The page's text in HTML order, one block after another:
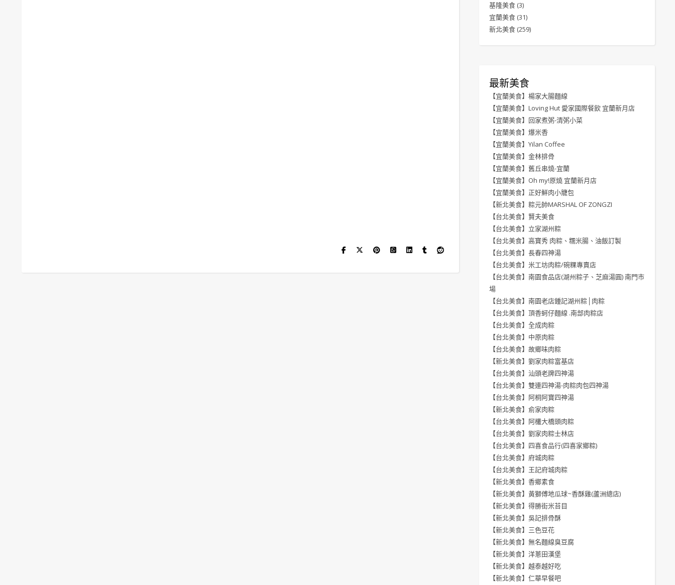
基隆美食 (3)
宜蘭美食 (31)
新北美食 (259)
最新美食
【宜蘭美食】楊家大腸麵線
【宜蘭美食】Loving Hut 愛家國際餐飲 宜蘭新月店
【宜蘭美食】回家煮粥-清粥小菜
【宜蘭美食】爆米香
【宜蘭美食】Yilan Coffee
【宜蘭美食】金林排骨
【宜蘭美食】舊丘串燒-宜蘭
【宜蘭美食】Oh my!原燒 宜蘭新月店
【宜蘭美食】正好鮮肉小籠包
【新北美食】粽元帥MARSHAL OF ZONGZI
【台北美食】賢夫美食
【台北美食】立家湖州粽
【台北美食】高寶秀 肉粽、糯米腸、油飯訂製
【台北美食】長春四神湯
【台北美食】米工坊肉粽/碗粿專賣店
【台北美食】南園食品店(湖州粽子、芝麻湯圓) 南門市
場
【台北美食】南園老店鍾記湖州粽│肉粽
【台北美食】頂香蚵仔麵線 .南部肉粽店
【台北美食】全成肉粽
【台北美食】中原肉粽
【台北美食】故鄉味肉粽
【新北美食】劉家肉粽富基店
【台北美食】汕頭老牌四神湯
【台北美食】雙連四神湯-肉粽肉包四神湯
【台北美食】阿桐阿寶四神湯
【新北美食】俞家肉粽
【台北美食】阿欉大橋頭肉粽
【台北美食】劉家肉粽士林店
【台北美食】四喜食品行(四喜家鄉粽)
【台北美食】府城肉粽
【台北美食】王記府城肉粽
【新北美食】香鄉素食
【新北美食】黃獅傅地瓜球~香酥雞(蘆洲總店)
【新北美食】得勝街米苔目
【新北美食】吳記排骨酥
【新北美食】三色豆花
【新北美食】無名麵線臭豆腐
【新北美食】洋蔥田漢堡
【新北美食】越泰越好吃
【新北美食】仁華早餐吧